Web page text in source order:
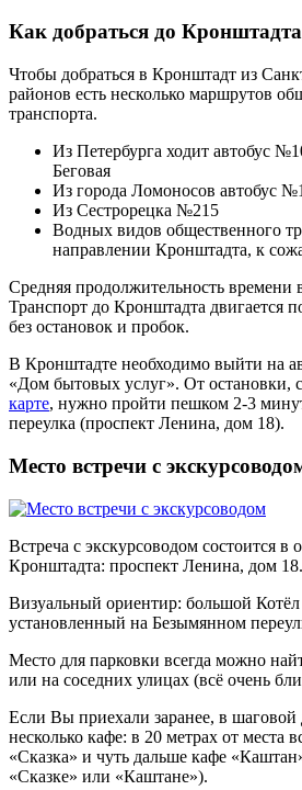
Как добраться до Кронштадта
Чтобы добраться в Кронштадт из
районов есть несколько маршрутов
транспорта.
Из Петербурга ходит автобус
Беговая
Из города Ломоносов автобус
Из Сестрорецка №215
Водных видов общественного
направлении Кронштадта, к
Средняя продолжительность
Транспорт до Кронштадта двигается
без остановок и пробок.
В Кронштадте необходимо выйти на
«Дом бытовых услуг». От остановки,
карте, нужно пройти пешком 2-3
переулка (проспект Ленина, дом 18).
Место встречи c
Встреча с экскурсоводом состоится в
Кронштадта: проспект Ленина, дом 18.
Визуальный ориентир: большой
установленный на Безымянном
Место для парковки всегда можно
или на соседних улицах (всё очень
Если Вы приехали заранее, в шаговой
несколько кафе: в 20 метрах от места
«Сказка» и чуть дальше кафе
«Сказке» или «Каштане»).